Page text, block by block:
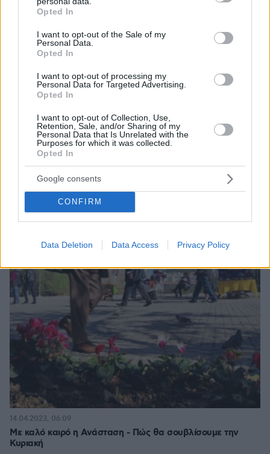
grant or deny consent to Google and its third-party tags to
use your data for below specified purposes in below Google
consent section.
Opted In
I want to opt-out of the Sale of my
Personal Data.
Opted In
I want to opt-out of processing my
Personal Data for Targeted Advertising.
Opted In
I want to opt-out of Collection, Use,
Retention, Sale, and/or Sharing of my
Personal Data that Is Unrelated with the
Purposes for which it was collected.
Opted In
Google consents
CONFIRM
Data Deletion Data Access Privacy Policy
Σχετικά Άρθρα
Με καλό καιρό η Ανάσταση - Πώς θα σουβλίσουμε την
Κυριακή
14.04.2023, 06:09
Ακολουθήστε το protothema.gr στο Google News
και μάθετε πρώτοι όλες τις ειδήσεις
Δείτε όλες τις τελευταίεςΕιδήσειςαπό την Ελλάδα
και τον Κόσμο, τη στιγμή που συμβαίνουν, στο